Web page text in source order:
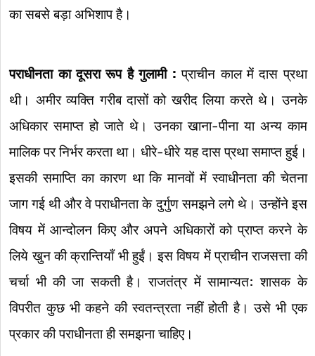
का सबसे बड़ा अभिशाप है।
पराधीनता का दूसरा रूप है गुलामी : प्राचीन काल में दास प्रथा
थी। अमीर व्यक्ति गरीब दासों को खरीद लिया करते थे। उनके
अधिकार समाप्त हो जाते थे। उनका खाना-पीना या अन्य काम
मालिक पर निर्भर करता था। धीरे-धीरे यह दास प्रथा समाप्त हुई।
इसकी समाप्ति का कारण था कि मानवों में स्वाधीनता की चेतना
जाग गई थी और वे पराधीनता के दुर्गुण समझने लगे थे। उन्होंने इस
विषय में आन्दोलन किए और अपने अधिकारों को प्राप्त करने के
लिये खुन की क्रान्तियाँ भी हुईं। इस विषय में प्राचीन राजसत्ता की
चर्चा भी की जा सकती है। राजतंत्र में सामान्यत: शासक के
विपरीत कुछ भी कहने की स्वतन्त्रता नहीं होती है। उसे भी एक
प्रकार की पराधीनता ही समझना चाहिए।